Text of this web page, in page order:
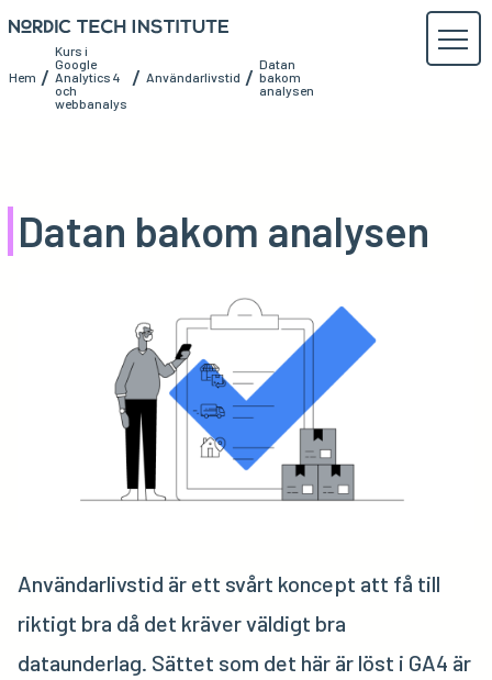
Hem /
Kurs i
Google
Analytics 4
och
webbanalys
/ Användarlivstid / Datan
bakom
analysen
Datan bakom analysen
Användarlivstid är ett svårt koncept att få till
riktigt bra då det kräver väldigt bra
dataunderlag. Sättet som det här är löst i GA4 är